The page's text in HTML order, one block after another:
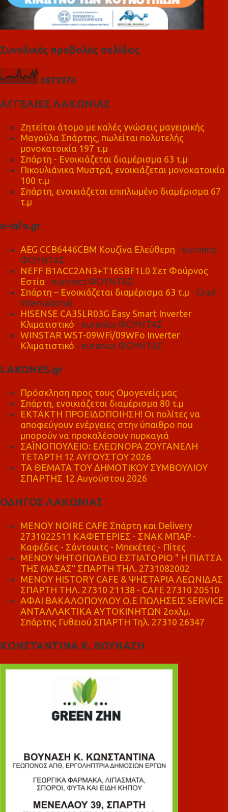
Συνολικές προβολές σελίδας
6873974
ΑΓΓΕΛΙΕΣ ΛΑΚΩΝΙΑΣ
Ζητείται άτομο με καλές γνώσεις μαγειρικής
Μαγούλα Σπάρτης, πωλείται πολυτελής
μονοκατοικία 197 τ.μ
Σπάρτη - Ενοικιάζεται διαμέρισμα 63 τ.μ
Πικουλιάνικα Μυστρά, ενοικιάζεται μονοκατοικία
100 τ.μ
Σπάρτη, ενοικιάζεται επιπλωμένο διαμέρισμα 67
τ.μ
e-info.gr
AEG CCB6446CBM Κουζίνα Ελεύθερη - euronics
ΦΟΥΝΤΑΣ
NEFF B1ACC2AN3+T16SBF1L0 Σετ Φούρνος
Εστία - euronics ΦΟΥΝΤΑΣ
Σπάρτη – Ενοικιάζεται διαμέρισμα 63 τ.μ - Grad
international
HISENSE CA35LR03G Easy Smart Inverter
Κλιματιστικό - euronics ΦΟΥΝΤΑΣ
WINSTAR WST-09WFi/09WFo Inverter
Κλιματιστικό - euronics ΦΟΥΝΤΑΣ
LAKONES.gr
Πρόσκληση προς τους Ομογενείς μας
Σπάρτη, ενοικιάζεται διαμέρισμα 80 τ.μ
ΕΚΤΑΚΤΗ ΠΡΟΕΙΔΟΠΟΙΗΣΗ! Οι πολίτες να
αποφεύγουν ενέργειες στην ύπαιθρο που
μπορούν να προκαλέσουν πυρκαγιά
ΣΑΪΝΟΠΟΥΛΕΙΟ: ΕΛΕΩΝΟΡΑ ΖΟΥΓΑΝΕΛΗ
ΤΕΤΑΡΤΗ 12 ΑΥΓΟΥΣΤΟΥ 2026
ΤΑ ΘΕΜΑΤΑ ΤΟΥ ΔΗΜΟΤΙΚΟΥ ΣΥΜΒΟΥΛΙΟΥ
ΣΠΑΡΤΗΣ 12 Αυγούστου 2026
ΟΔΗΓΟΣ ΛΑΚΩΝΙΑΣ
MENOY NOIRE CAFE Σπάρτη και Delivery
2731022511 ΚΑΦΕΤΕΡΙΕΣ - ΣΝΑΚ ΜΠΑΡ -
Καφέδες - Σάντουιτς - Μπεκέτες - Πίτες
ΜΕΝΟΥ ΨΗΤΟΠΩΛΕΙΟ ΕΣΤΙΑΤΟΡΙΟ " Η ΠΙΑΤΣΑ
ΤΗΣ ΜΑΣΑΣ" ΣΠΑΡΤΗ ΤΗΛ. 2731082002
ΜΕΝΟΥ HISTORY CAFE & ΨΗΣΤΑΡΙΑ ΛΕΩΝΙΔΑΣ
ΣΠΑΡΤΗ ΤΗΛ. 27310 21138 - CAFE 27310 20510
ΑΦΑΙ ΒΑΚΑΛΟΠΟΥΛΟΥ Ο.Ε ΠΩΛΗΣΕΙΣ SERVICE
ΑΝΤΑΛΛΑΚΤΙΚΑ ΑΥΤΟΚΙΝΗΤΩΝ 2οχλμ.
Σπάρτης Γυθειού ΣΠΑΡΤΗ Τηλ. 27310 26347
ΚΩΝΣΤΑΝΤΙΝΑ Κ. ΒΟΥΝΑΣΗ